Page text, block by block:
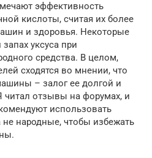
эффективность
кислоты, считая их более
и здоровья. Некоторые
уксуса при
средства. В целом,
сходятся во мнении, что
– залог ее долгой и
читал отзывы на форумах, и
использовать
народные, чтобы избежать